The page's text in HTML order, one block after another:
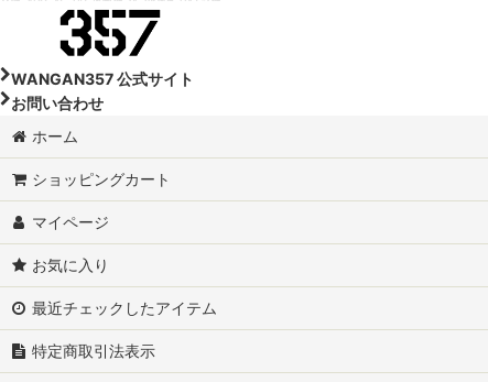
DA64V-スズキ エブリイ
DA17W-スズキ エブリイワゴン
DA64W-スズキ エブリイワゴン
DA16T-スズキ スーパーキャリイ
DA63T-スズキ キャリイトラック
DA65T-スズキ キャリイトラック
JB64W-スズキ ジムニー
WANGAN357 公式サイト
お問い合わせ
ホーム
ショッピングカート
マイページ
お気に入り
最近チェックしたアイテム
特定商取引法表示